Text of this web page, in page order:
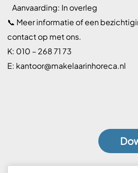
Aanvaarding: In overleg
📞 Meer informatie of een
contact op met ons.
K: 010 – 268 71 73
E: kantoor@makelaarinhoreca.nl